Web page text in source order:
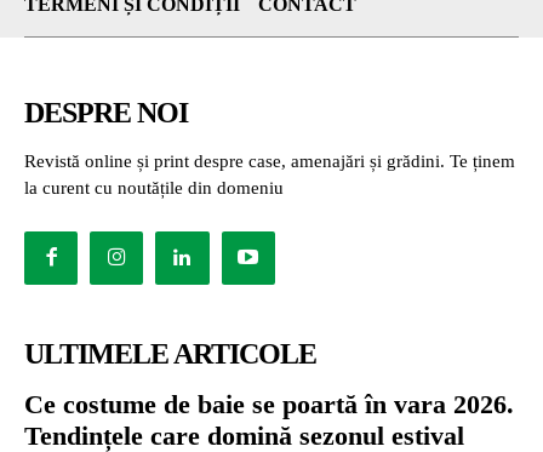
DESPRE NOI
Revistă online și print despre case, amenajări și grădini. Te ținem
la curent cu noutățile din domeniu
ULTIMELE ARTICOLE
Ce costume de baie se poartă în vara 2026.
Tendințele care domină sezonul estival